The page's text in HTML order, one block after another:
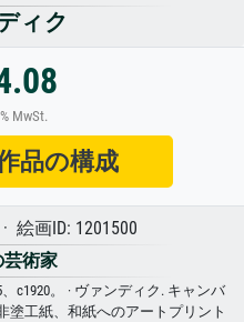
ィク
MwSt.
品の構成
絵画ID: 1201500
芸術家
c1920。 · ヴァンディク. キャンバ
塗工紙、和紙へのアートプリント